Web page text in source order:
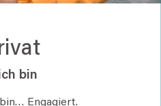
bin
Engagiert.